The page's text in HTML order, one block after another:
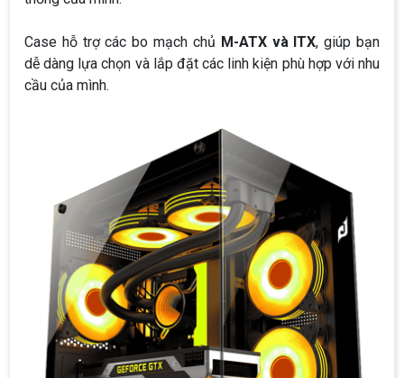
Case hỗ trợ các bo mạch chủ M-ATX và ITX, giúp bạn
dễ dàng lựa chọn và lắp đặt các linh kiện phù hợp với nhu
cầu của mình.